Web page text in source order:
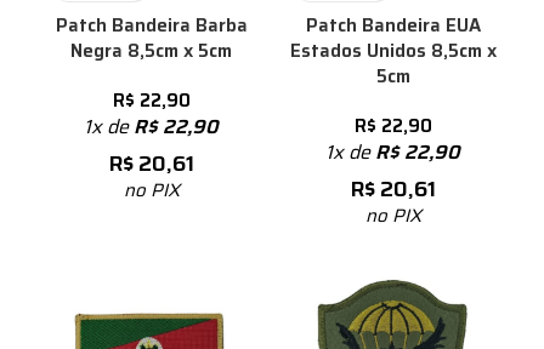
Patch Bandeira Barba
Negra 8,5cm x 5cm
R$ 22,90
1x deR$22,90
R$20,61
no PIX
Patch Bandeira EUA
Estados Unidos 8,5cm x
5cm
R$ 22,90
1x deR$22,90
R$20,61
no PIX